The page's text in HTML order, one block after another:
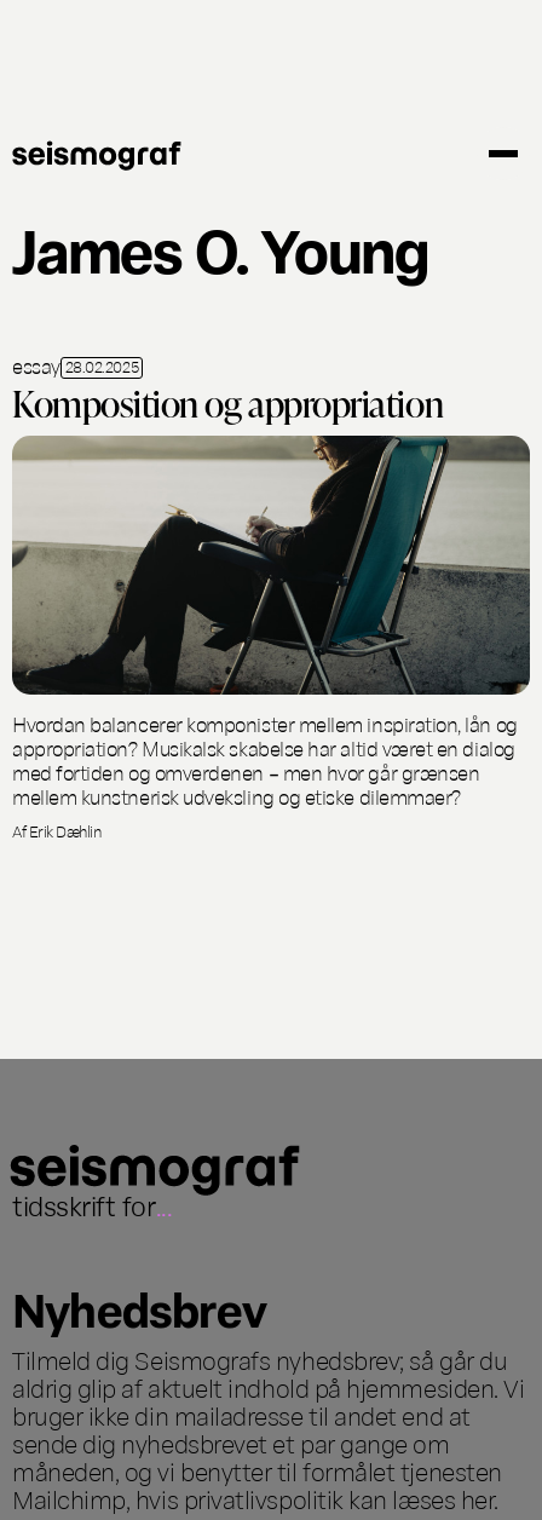
James O. Young
essay 28.02.2025
Komposition og appropriation
Hvordan balancerer komponister mellem inspiration, lån og
appropriation? Musikalsk skabelse har altid været en dialog
med fortiden og omverdenen – men hvor går grænsen
mellem kunstnerisk udveksling og etiske dilemmaer?
Af Erik Dæhlin
tidsskrift for...
Nyhedsbrev
Tilmeld dig Seismografs nyhedsbrev; så går du
aldrig glip af aktuelt indhold på hjemmesiden. Vi
bruger ikke din mailadresse til andet end at
sende dig nyhedsbrevet et par gange om
måneden, og vi benytter til formålet tjenesten
Mailchimp, hvis privatlivspolitik kan læses her.